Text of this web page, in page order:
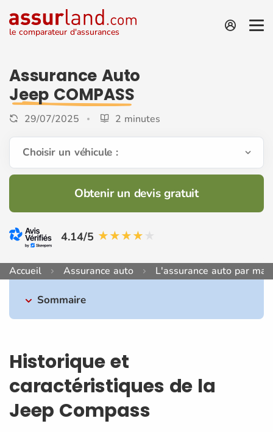
le comparateur d'assurances
Assurance Auto
Jeep COMPASS
29/07/2025 2 minutes
Choisir un véhicule :
Obtenir un devis gratuit
4.14/5
Accueil Assurance auto L'assurance auto par
Sommaire
Historique et
caractéristiques de la
Jeep Compass